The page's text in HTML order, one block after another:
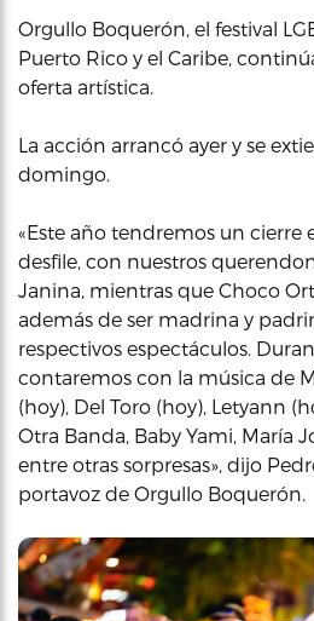
Orgullo Boquerón, el festival
Puerto Rico y el Caribe,
oferta artística.
La acción arrancó ayer y se
domingo.
«Este año tendremos un cierre
desfile, con nuestros
Janina, mientras que Choco
además de ser madrina y
respectivos espectáculos.
contaremos con la música de
(hoy), Del Toro (hoy), Letyann
Otra Banda, Baby Yami, María
entre otras sorpresas», dijo
portavoz de Orgullo Boquerón.